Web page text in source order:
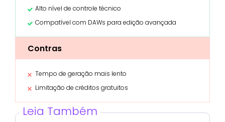
Alto nível de controle técnico
Compatível com DAWs para edição avançada
Contras
Tempo de geração mais lento
Limitação de créditos gratuitos
Leia Também